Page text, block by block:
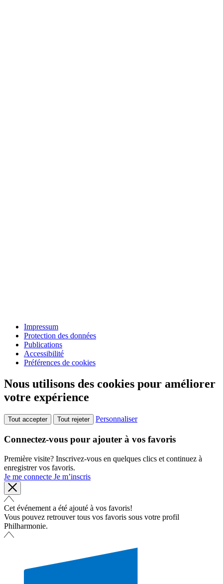
Impressum
Protection des données
Publications
Accessibilité
Préférences de cookies
Nous utilisons des cookies pour améliorer
votre expérience
Tout accepter Tout rejeter Personnaliser
Connectez-vous pour ajouter à vos favoris
Première visite? Inscrivez-vous en quelques clics et continuez à
enregistrer vos favoris.
Je me connecte Je m’inscris
Cet événement a été ajouté à vos favoris!
Vous pouvez retrouver tous vos favoris sous votre profil
Philharmonie.